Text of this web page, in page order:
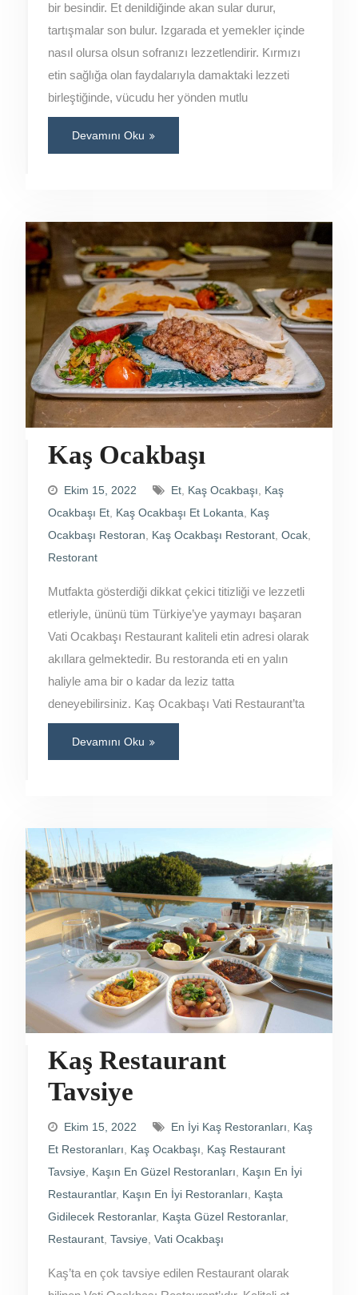
bir besindir. Et denildiğinde akan sular durur,
tartışmalar son bulur. Izgarada et yemekler içinde
nasıl olursa olsun sofranızı lezzetlendirir. Kırmızı
etin sağlığa olan faydalarıyla damaktaki lezzeti
birleştiğinde, vücudu her yönden mutlu
Devamını Oku
Kaş Ocakbaşı
Ekim 15, 2022 Et, Kaş Ocakbaşı
Kaş
Ocakbaşı Et, Kaş Ocakbaşı Et Lokanta
Kaş
Ocakbaşı Restoran
Kaş Ocakbaşı Restorant, Ocak,
Restorant
Mutfakta gösterdiği dikkat çekici titizliği ve lezzetli
etleriyle, ününü tüm Türkiye’ye yaymayı başaran
Vati Ocakbaşı Restaurant kaliteli etin adresi olarak
akıllara gelmektedir. Bu restoranda eti en yalın
haliyle ama bir o kadar da leziz tatta
deneyebilirsiniz. Kaş Ocakbaşı Vati Restaurant’ta
Devamını Oku
Kaş Restaurant
Tavsiye
Ekim 15, 2022 En İyi Kaş Restoranları
Kaş
Et Restoranları
Kaş Ocakbaşı
Kaş Restaurant
Tavsiye
Kaşın En Güzel Restoranları
Kaşın En İyi
Restaurantlar, Kaşın En İyi Restoranları
Kaşta
Gidilecek Restoranlar, Kaşta Güzel Restoranlar,
Restaurant, Tavsiye Vati Ocakbaşı
Kaş’ta en çok tavsiye edilen Restaurant olarak